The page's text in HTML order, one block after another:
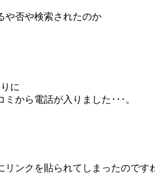
や否や検索されたのか
に
から電話が入りました･･･。
ンクを貼られてしまったのです